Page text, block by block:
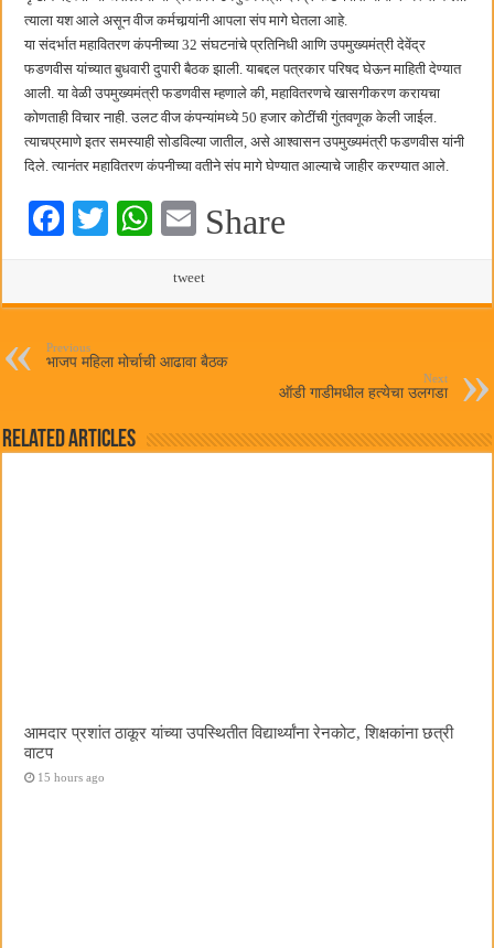
छत्रपती शिवाजी महाराज महाराजस्व समाधान शिबिरास पनवेलमध्ये उत्स्फूर्त प्रतिसाद
त्याला यश आले असून वीज कर्मचार्‍यांनी आपला संप मागे घेतला आहे.
या संदर्भात महावितरण कंपनीच्या 32 संघटनांचे प्रतिनिधी आणि उपमुख्यमंत्री देवेंद्र
फडणवीस यांच्यात बुधवारी दुपारी बैठक झाली. याबद्दल पत्रकार परिषद घेऊन माहिती देण्यात
आली. या वेळी उपमुख्यमंत्री फडणवीस म्हणाले की, महावितरणचे खासगीकरण करायचा
कोणताही विचार नाही. उलट वीज कंपन्यांमध्ये 50 हजार कोटींची गुंतवणूक केली जाईल.
त्याचप्रमाणे इतर समस्याही सोडविल्या जातील, असे आश्वासन उपमुख्यमंत्री फडणवीस यांनी
दिले. त्यानंतर महावितरण कंपनीच्या वतीने संप मागे घेण्यात आल्याचे जाहीर करण्यात आले.
Fa T
W
ts
pp
E
ail
Share
tweet
Previous
भाजप महिला मोर्चाची आढावा बैठक
Next
ऑडी गाडीमधील हत्येचा उलगडा
Related Articles
आमदार प्रशांत ठाकूर यांच्या उपस्थितीत विद्यार्थ्यांना रेनकोट, शिक्षकांना छत्री
वाटप
15 hours ago